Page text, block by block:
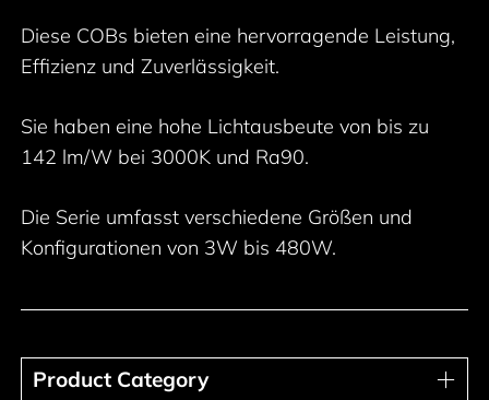
Diese COBs bieten eine hervorragende Leistung,
Effizienz und Zuverlässigkeit.
Sie haben eine hohe Lichtausbeute von bis zu
142 lm/W bei 3000K und Ra90.
Die Serie umfasst verschiedene Größen und
Konfigurationen von 3W bis 480W.
Product Category
Product Category